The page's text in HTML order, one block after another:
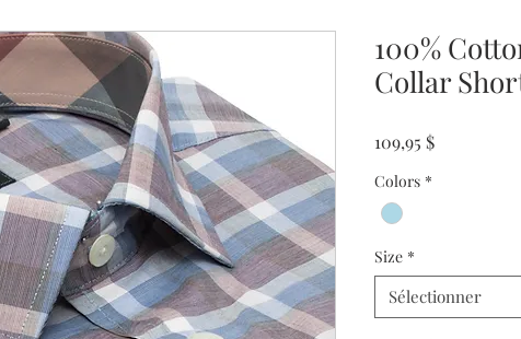
100%
Collar
109,95 $Prix
Colors *
Size *
Sélectionner